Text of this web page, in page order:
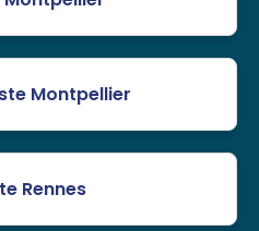
Montpellier
Rennes